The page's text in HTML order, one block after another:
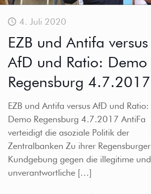
4. Juli 2020
EZB und Antifa versus
AfD und Ratio: Demo
Regensburg 4.7.2017
EZB und Antifa versus AfD und Ratio:
Demo Regensburg 4.7.2017 AntiFa
verteidigt die asoziale Politik der
Zentralbanken Zu ihrer Regensburger
Kundgebung gegen die illegitime und
unverantwortliche[…]